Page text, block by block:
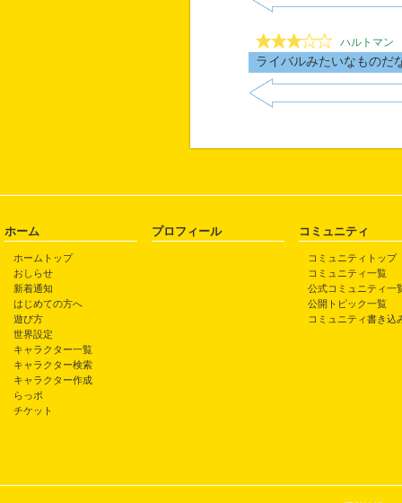
ハルトマン
ライバルみたいなものだ
ホーム
ホームトップ
おしらせ
新着通知
はじめての方へ
遊び方
世界設定
キャラクター一覧
キャラクター検索
キャラクター作成
らっポ
チケット
プロフィール コミュニティ
コミュニティトップ
コミュニティ一覧
公式コミュニティ一
公開トピック一覧
コミュニティ書き込